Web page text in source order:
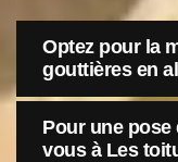
Optez pour la
gouttières en
Pour une pose
vous à Les